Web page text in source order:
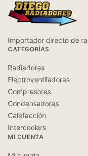
Importador directo de
CATEGORÍAS
Radiadores
Electroventiladores
Compresores
Condensadores
Calefacción
Intercoolers
MI CUENTA